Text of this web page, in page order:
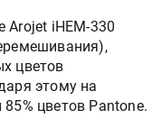
iHEM-330
цветов
этому на
цветов Pantone.